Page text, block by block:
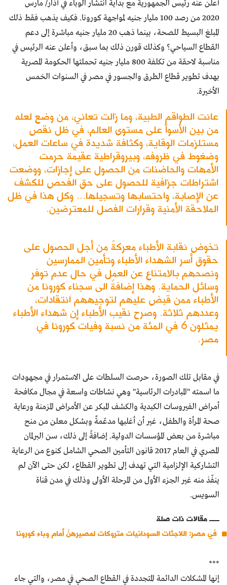
أعلن عنه رئيس الجمهورية مع بداية انتشار الوباء في آذار/ مارس
2020 من رصد 100 مليار جنيه لمواجهة كورونا. فكيف يذهب فقط ذلك
المبلغ البسيط للصحة، بينما ذهب 20 مليار جنيه مباشرة إلى دعم
القطاع السياحي؟ وكذلك قورن ذلك بما سبق، وأعلن عنه الرئيس في
مناسبة لاحقة من تكلفة 800 مليار جنيه تحملتها الحكومة المصرية
بهدف تطوير قطاع الطرق والجسور في مصر في السنوات الخمس
الأخيرة.
عانت الطواقم الطبية، وما زالت تعاني، من وضع لعله
من بين الأسوأ على مستوى العالم، في ظل نقص
مستلزمات الوقاية، وكثافة شديدة في ساعات العمل،
وضغوط في ظروفه، وبيروقراطية عقيمة حرمت
الأمهات والحاضنات من الحصول على إجازات، ووضعت
اشتراطات جزافية للحصول على حق الفحص للكشف
عن الإصابة، واحتسابها وتسجيلها... وكل هذا في ظل
الملاحقة الأمنية وقرارات الفصل للمعترضين.
تخوض نقابة الأطباء معركةً من أجل الحصول على
حقوق أسر الشهداء الأطباء وتأمين الممارسين
ونصحهم بالامتناع عن العمل في حال عدم توفر
وسائل الحماية. وهذا إضافةً الى سجناء كورونا من
الأطباء ممن قبض عليهم لتوجيههم انتقادات،
وعددهم ثلاثة. وصرح نقيب الأطباء إن شهداء الأطباء
يمثلون 6 في المئة من نسبة وفيات كورونا في
مصر.
في مقابل تلك الصورة، حرصت السلطات على الاستمرار في مجهودات
ما اسمته "المبادرات الرئاسية" وهي نشاطات واسعة في مجال مكافحة
أمراض الفيروسات الكبدية والكشف المبكر عن الأمراض المزمنة ورعاية
صحة المرأة والطفل، غير أن أغلبها مدعّمةٌ وبشكل معلن من منح
مباشرة من بعض المؤسسات الدولية. إضافةً إلى ذلك، سن البرلمان
المصري في العام 2017 قانون التأمين الصحي الشامل كنوع من الرعاية
التشاركية الإلزامية التي تهدف إلى تطوير القطاع، لكن حتى الآن لم
ينفّذ منه غير الجزء الأول من المرحلة الأولى وذلك في مدن قناة
السويس.
مقالات ذات صلة
في مصر: اللاجئات السودانيات متروكات لمصيرهنَّ أمام وباء كورونا
***
إنها المشكلات الدائمة المتجددة في القطاع الصحي في مصر، والتي جاء